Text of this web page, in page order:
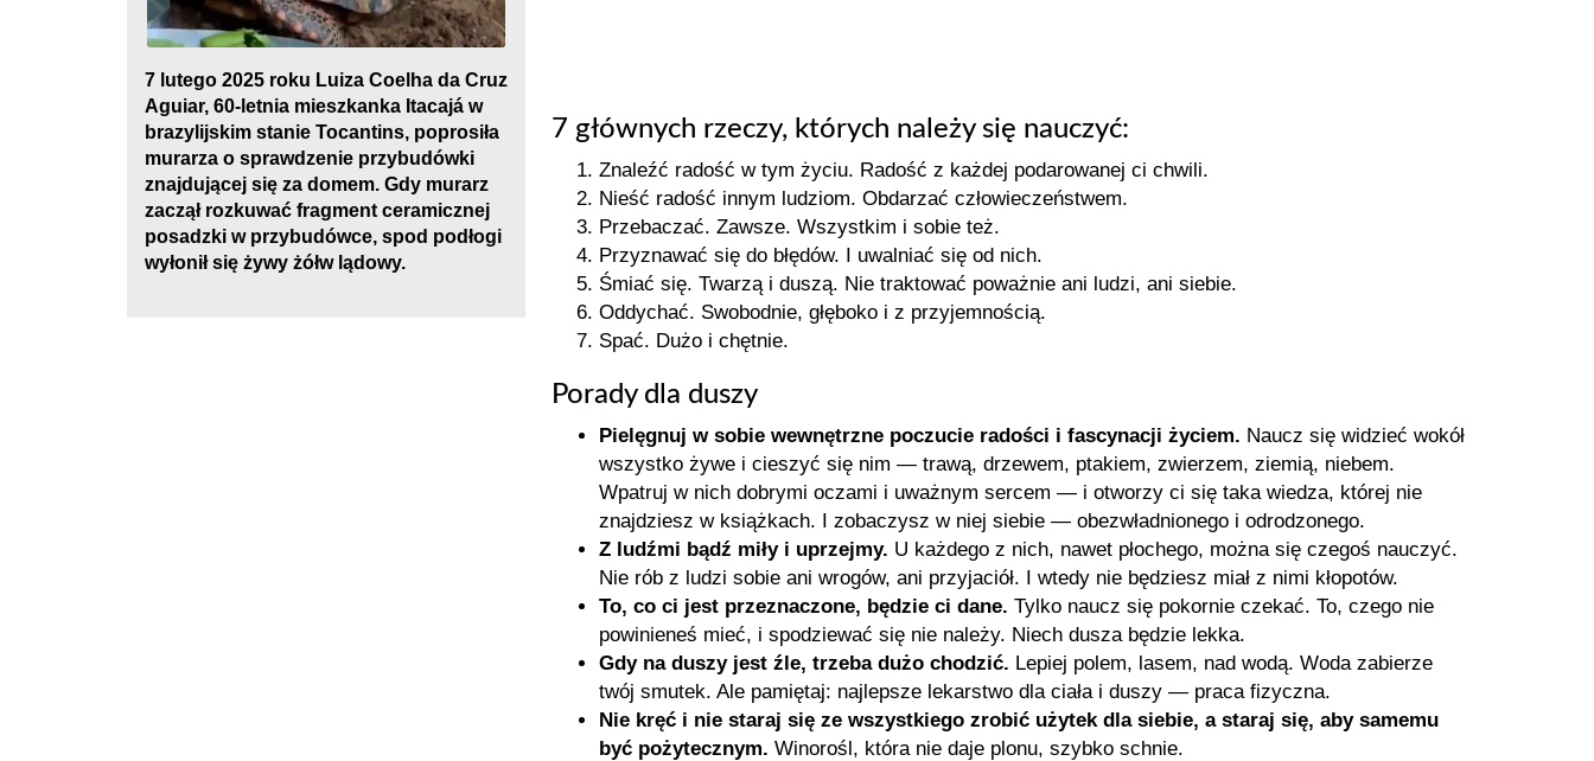
7 głównych rzeczy, których należy się nauczyć:
Znaleźć radość w tym życiu. Radość z każdej podarowanej ci chwili.
Nieść radość innym ludziom. Obdarzać człowieczeństwem.
Przebaczać. Zawsze. Wszystkim i sobie też.
Przyznawać się do błędów. I uwalniać się od nich.
Śmiać się. Twarzą i duszą. Nie traktować poważnie ani ludzi, ani siebie.
Oddychać. Swobodnie, głęboko i z przyjemnością.
Spać. Dużo i chętnie.
Porady dla duszy
Pielęgnuj w sobie wewnętrzne poczucie radości i fascynacji życiem. Naucz się widzieć wokół
wszystko żywe i cieszyć się nim — trawą, drzewem, ptakiem, zwierzem, ziemią, niebem.
Wpatruj w nich dobrymi oczami i uważnym sercem — i otworzy ci się taka wiedza, której nie
znajdziesz w książkach. I zobaczysz w niej siebie — obezwładnionego i odrodzonego.
Z ludźmi bądź miły i uprzejmy. U każdego z nich, nawet płochego, można się czegoś nauczyć.
Nie rób z ludzi sobie ani wrogów, ani przyjaciół. I wtedy nie będziesz miał z nimi kłopotów.
To, co ci jest przeznaczone, będzie ci dane. Tylko naucz się pokornie czekać. To, czego nie
powinieneś mieć, i spodziewać się nie należy. Niech dusza będzie lekka.
Gdy na duszy jest źle, trzeba dużo chodzić. Lepiej polem, lasem, nad wodą. Woda zabierze
twój smutek. Ale pamiętaj: najlepsze lekarstwo dla ciała i duszy — praca fizyczna.
Nie kręć i nie staraj się ze wszystkiego zrobić użytek dla siebie, a staraj się, aby samemu
być pożytecznym. Winorośl, która nie daje plonu, szybko schnie.
7 lutego 2025 roku Luiza Coelha da Cruz
Aguiar, 60-letnia mieszkanka Itacajá w
brazylijskim stanie Tocantins, poprosiła
murarza o sprawdzenie przybudówki
znajdującej się za domem. Gdy murarz
zaczął rozkuwać fragment ceramicznej
posadzki w przybudówce, spod podłogi
wyłonił się żywy żółw lądowy.